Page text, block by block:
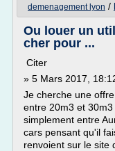
demenagement lyon /
Ou louer un
cher pour ...
Citer
» 5 Mars 2017,
Je cherche une
entre 20m3 et
simplement entre
cars pensant qu'il
renvoient sur le site